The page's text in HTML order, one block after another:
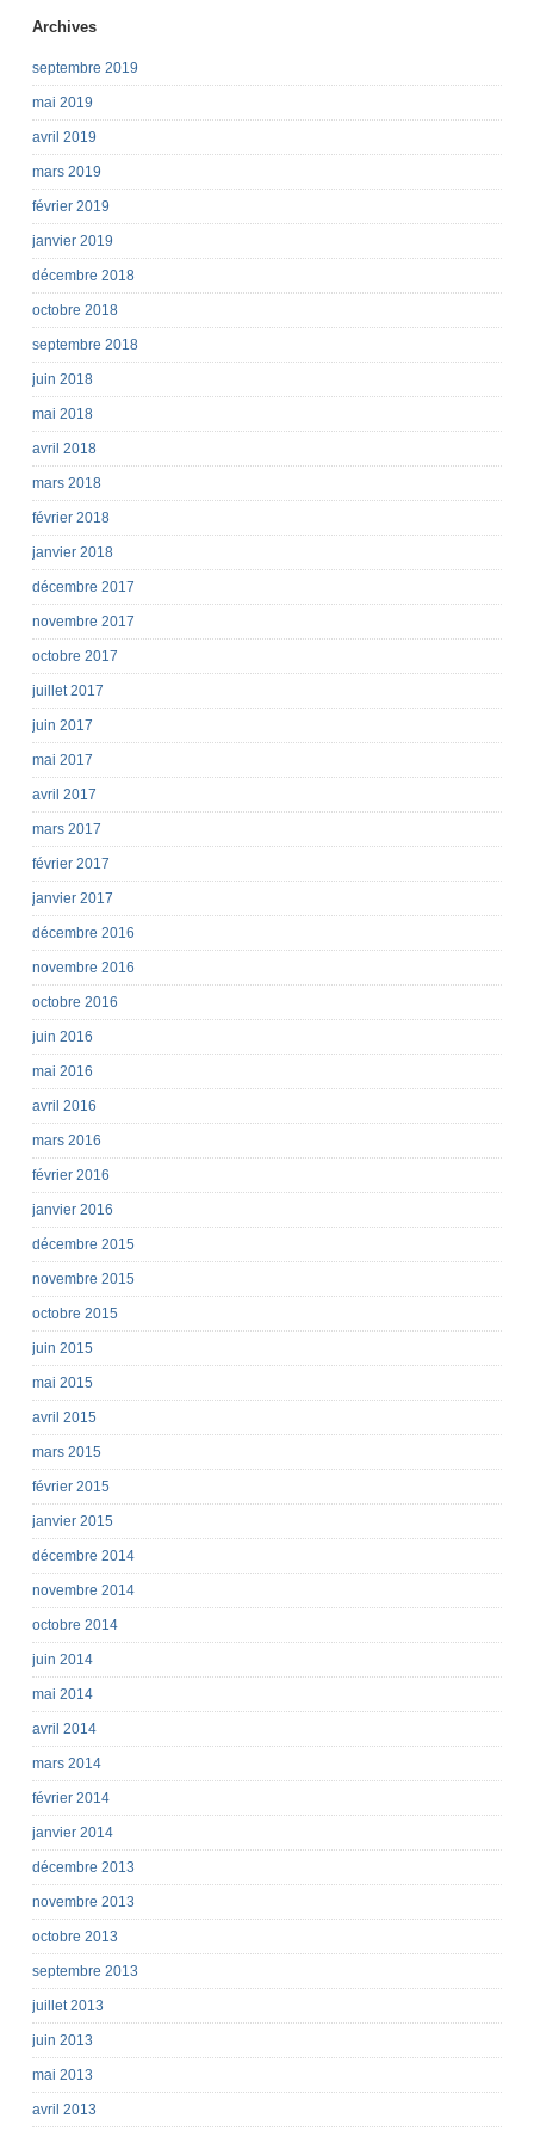
Archives
septembre 2019
mai 2019
avril 2019
mars 2019
février 2019
janvier 2019
décembre 2018
octobre 2018
septembre 2018
juin 2018
mai 2018
avril 2018
mars 2018
février 2018
janvier 2018
décembre 2017
novembre 2017
octobre 2017
juillet 2017
juin 2017
mai 2017
avril 2017
mars 2017
février 2017
janvier 2017
décembre 2016
novembre 2016
octobre 2016
juin 2016
mai 2016
avril 2016
mars 2016
février 2016
janvier 2016
décembre 2015
novembre 2015
octobre 2015
juin 2015
mai 2015
avril 2015
mars 2015
février 2015
janvier 2015
décembre 2014
novembre 2014
octobre 2014
juin 2014
mai 2014
avril 2014
mars 2014
février 2014
janvier 2014
décembre 2013
novembre 2013
octobre 2013
septembre 2013
juillet 2013
juin 2013
mai 2013
avril 2013